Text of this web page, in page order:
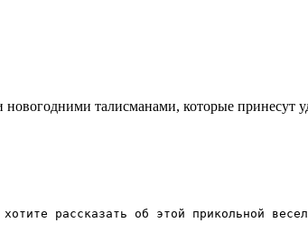
талисманами, которые принесут
рассказать об этой прикольной